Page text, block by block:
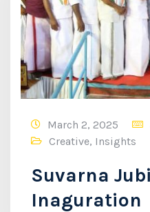
March 2, 2025
Creative, Insights
Suvarna
Inaguration